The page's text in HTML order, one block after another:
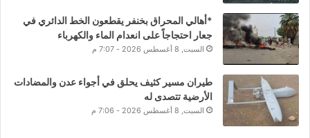
*أهالي المحراق بخنفر يقطعون الخط الدائري في
جعار احتجاجاً على انعدام الماء والكهرباء
السبت, 8 أغسطس 2026 - 7:07 م
طيران مسير كثيف يحلق في أجواء عدن والمضادات
الأرضية تتصدى له
السبت, 8 أغسطس 2026 - 7:06 م